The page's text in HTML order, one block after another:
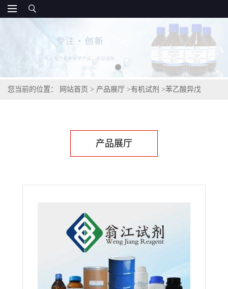
您当前的位置： 网站首页 > 产品展厅 >有机试剂 >苯乙酸异戊
产品展厅